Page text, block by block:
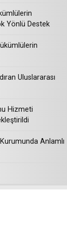
Yönlü Destek
Uluslararası
Hizmeti
Anlamlı